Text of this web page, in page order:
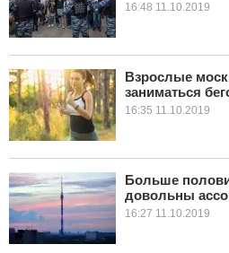
16:48 11.10.2019
Взрослые
заниматься
16:35 11.10.2019
Больше
довольны
16:27 11.10.2019